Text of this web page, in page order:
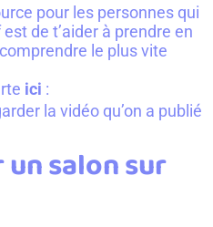
pour les personnes qui
de t’aider à prendre en
le plus vite
ici :
la vidéo qu’on a publié
salon sur